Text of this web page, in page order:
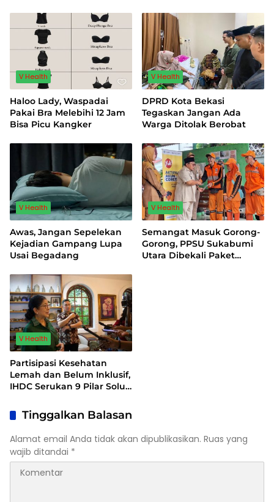
Hidup “Living in Balance”
V Health
Haloo Lady, Waspadai
Pakai Bra Melebihi 12 Jam
Bisa Picu Kangker
V Health
DPRD Kota Bekasi
Tegaskan Jangan Ada
Warga Ditolak Berobat
V Health
Awas, Jangan Sepelekan
Kejadian Gampang Lupa
Usai Begadang
V Health
Semangat Masuk Gorong-
Gorong, PPSU Sukabumi
Utara Dibekali Paket
V Health
Partisipasi Kesehatan
Lemah dan Belum Inklusif,
IHDC Serukan 9 Pilar Solusi
Penguatan Partisipasi
Kesehatan Masyarakat
Tinggalkan Balasan
Alamat email Anda tidak akan dipublikasikan. Ruas yang
wajib ditandai *